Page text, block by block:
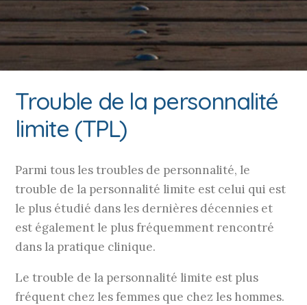
Trouble de la personnalité
limite (TPL)
Parmi tous les troubles de personnalité, le
trouble de la personnalité limite est celui qui est
le plus étudié dans les dernières décennies et
est également le plus fréquemment rencontré
dans la pratique clinique.
Le trouble de la personnalité limite est plus
fréquent chez les femmes que chez les hommes.